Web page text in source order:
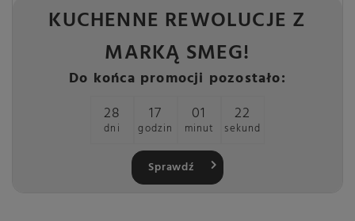
KUCHENNE REWOLUCJE Z
MARKĄ SMEG!
Do końca promocji pozostało:
28
dni
17
godzin
01
minut
21
sekund
Sprawdź